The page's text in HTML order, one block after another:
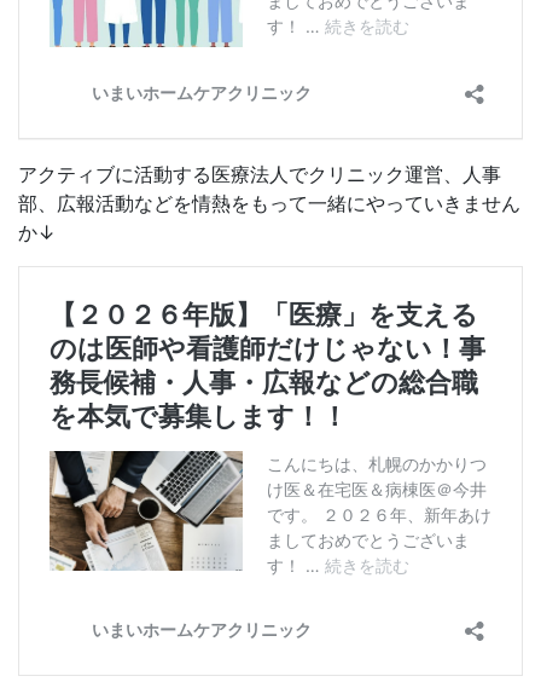
アクティブに活動する医療法人でクリニック運営、人事
部、広報活動などを情熱をもって一緒にやっていきません
か↓